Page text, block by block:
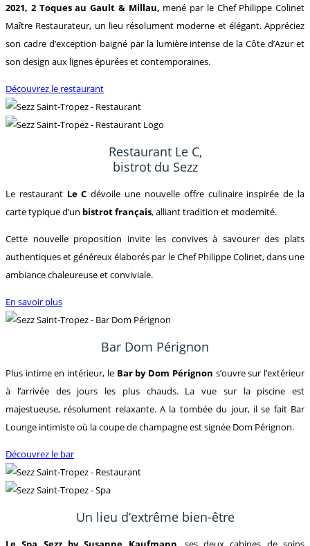
2021, 2 Toques au Gault & Millau, mené par le Chef Philippe Colinet
Maître Restaurateur, un lieu résolument moderne et élégant. Appréciez
son cadre d’exception baigné par la lumière intense de la Côte d’Azur et
son design aux lignes épurées et contemporaines.
Découvrez le restaurant
Restaurant Le C,
bistrot du Sezz
Le restaurant Le C dévoile une nouvelle offre culinaire inspirée de la
carte typique d’un bistrot français, alliant tradition et modernité.
Cette nouvelle proposition invite les convives à savourer des plats
authentiques et généreux élaborés par le Chef Philippe Colinet, dans une
ambiance chaleureuse et conviviale.
En savoir plus
Bar Dom Pérignon
Plus intime en intérieur, le Bar by Dom Pérignon s’ouvre sur l’extérieur
à l’arrivée des jours les plus chauds. La vue sur la piscine est
majestueuse, résolument relaxante. A la tombée du jour, il se fait Bar
Lounge intimiste où la coupe de champagne est signée Dom Pérignon.
Découvrez le bar
Un lieu d’extrême bien-être